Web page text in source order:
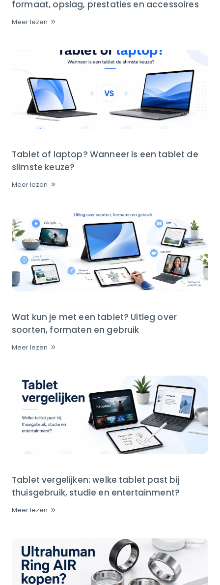
formaat, opslag, prestaties en accessoires
Meer lezen
Tablet of laptop? Wanneer is een tablet de
slimste keuze?
Meer lezen
Wat kun je met een tablet? Uitleg over
soorten, formaten en gebruik
Meer lezen
Tablet vergelijken: welke tablet past bij
thuisgebruik, studie en entertainment?
Meer lezen